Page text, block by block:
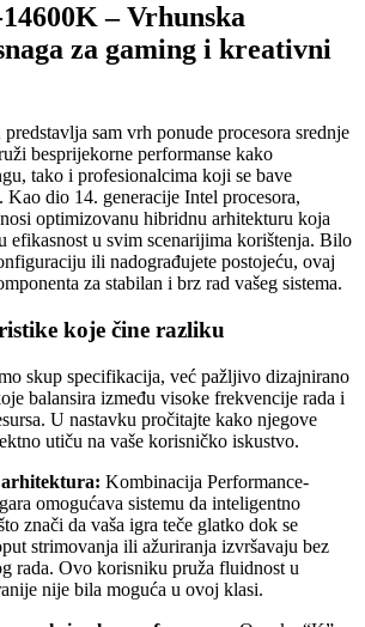
– Vrhunska
za gaming i kreativni
sam vrh ponude procesora srednje
besprijekorne performanse kako
tako i profesionalcima koji se bave
dio 14. generacije Intel procesora,
optimizovanu hibridnu arhitekturu koja
efikasnost u svim scenarijima korištenja. Bilo
ili nadograđujete postojeću, ovaj
za stabilan i brz rad vašeg sistema.
koje čine razliku
skup specifikacija, već pažljivo dizajnirano
balansira između visoke frekvencije rada i
U nastavku pročitajte kako njegove
utiču na vaše korisničko iskustvo.
Kombinacija Performance-
omogućava sistemu da inteligentno
znači da vaša igra teče glatko dok se
strimovanja ili ažuriranja izvršavaju bez
rada. Ovo korisniku pruža fluidnost u
nije bila moguća u ovoj klasi.